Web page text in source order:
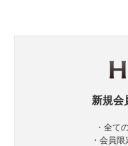
新規会
・全て
・会員